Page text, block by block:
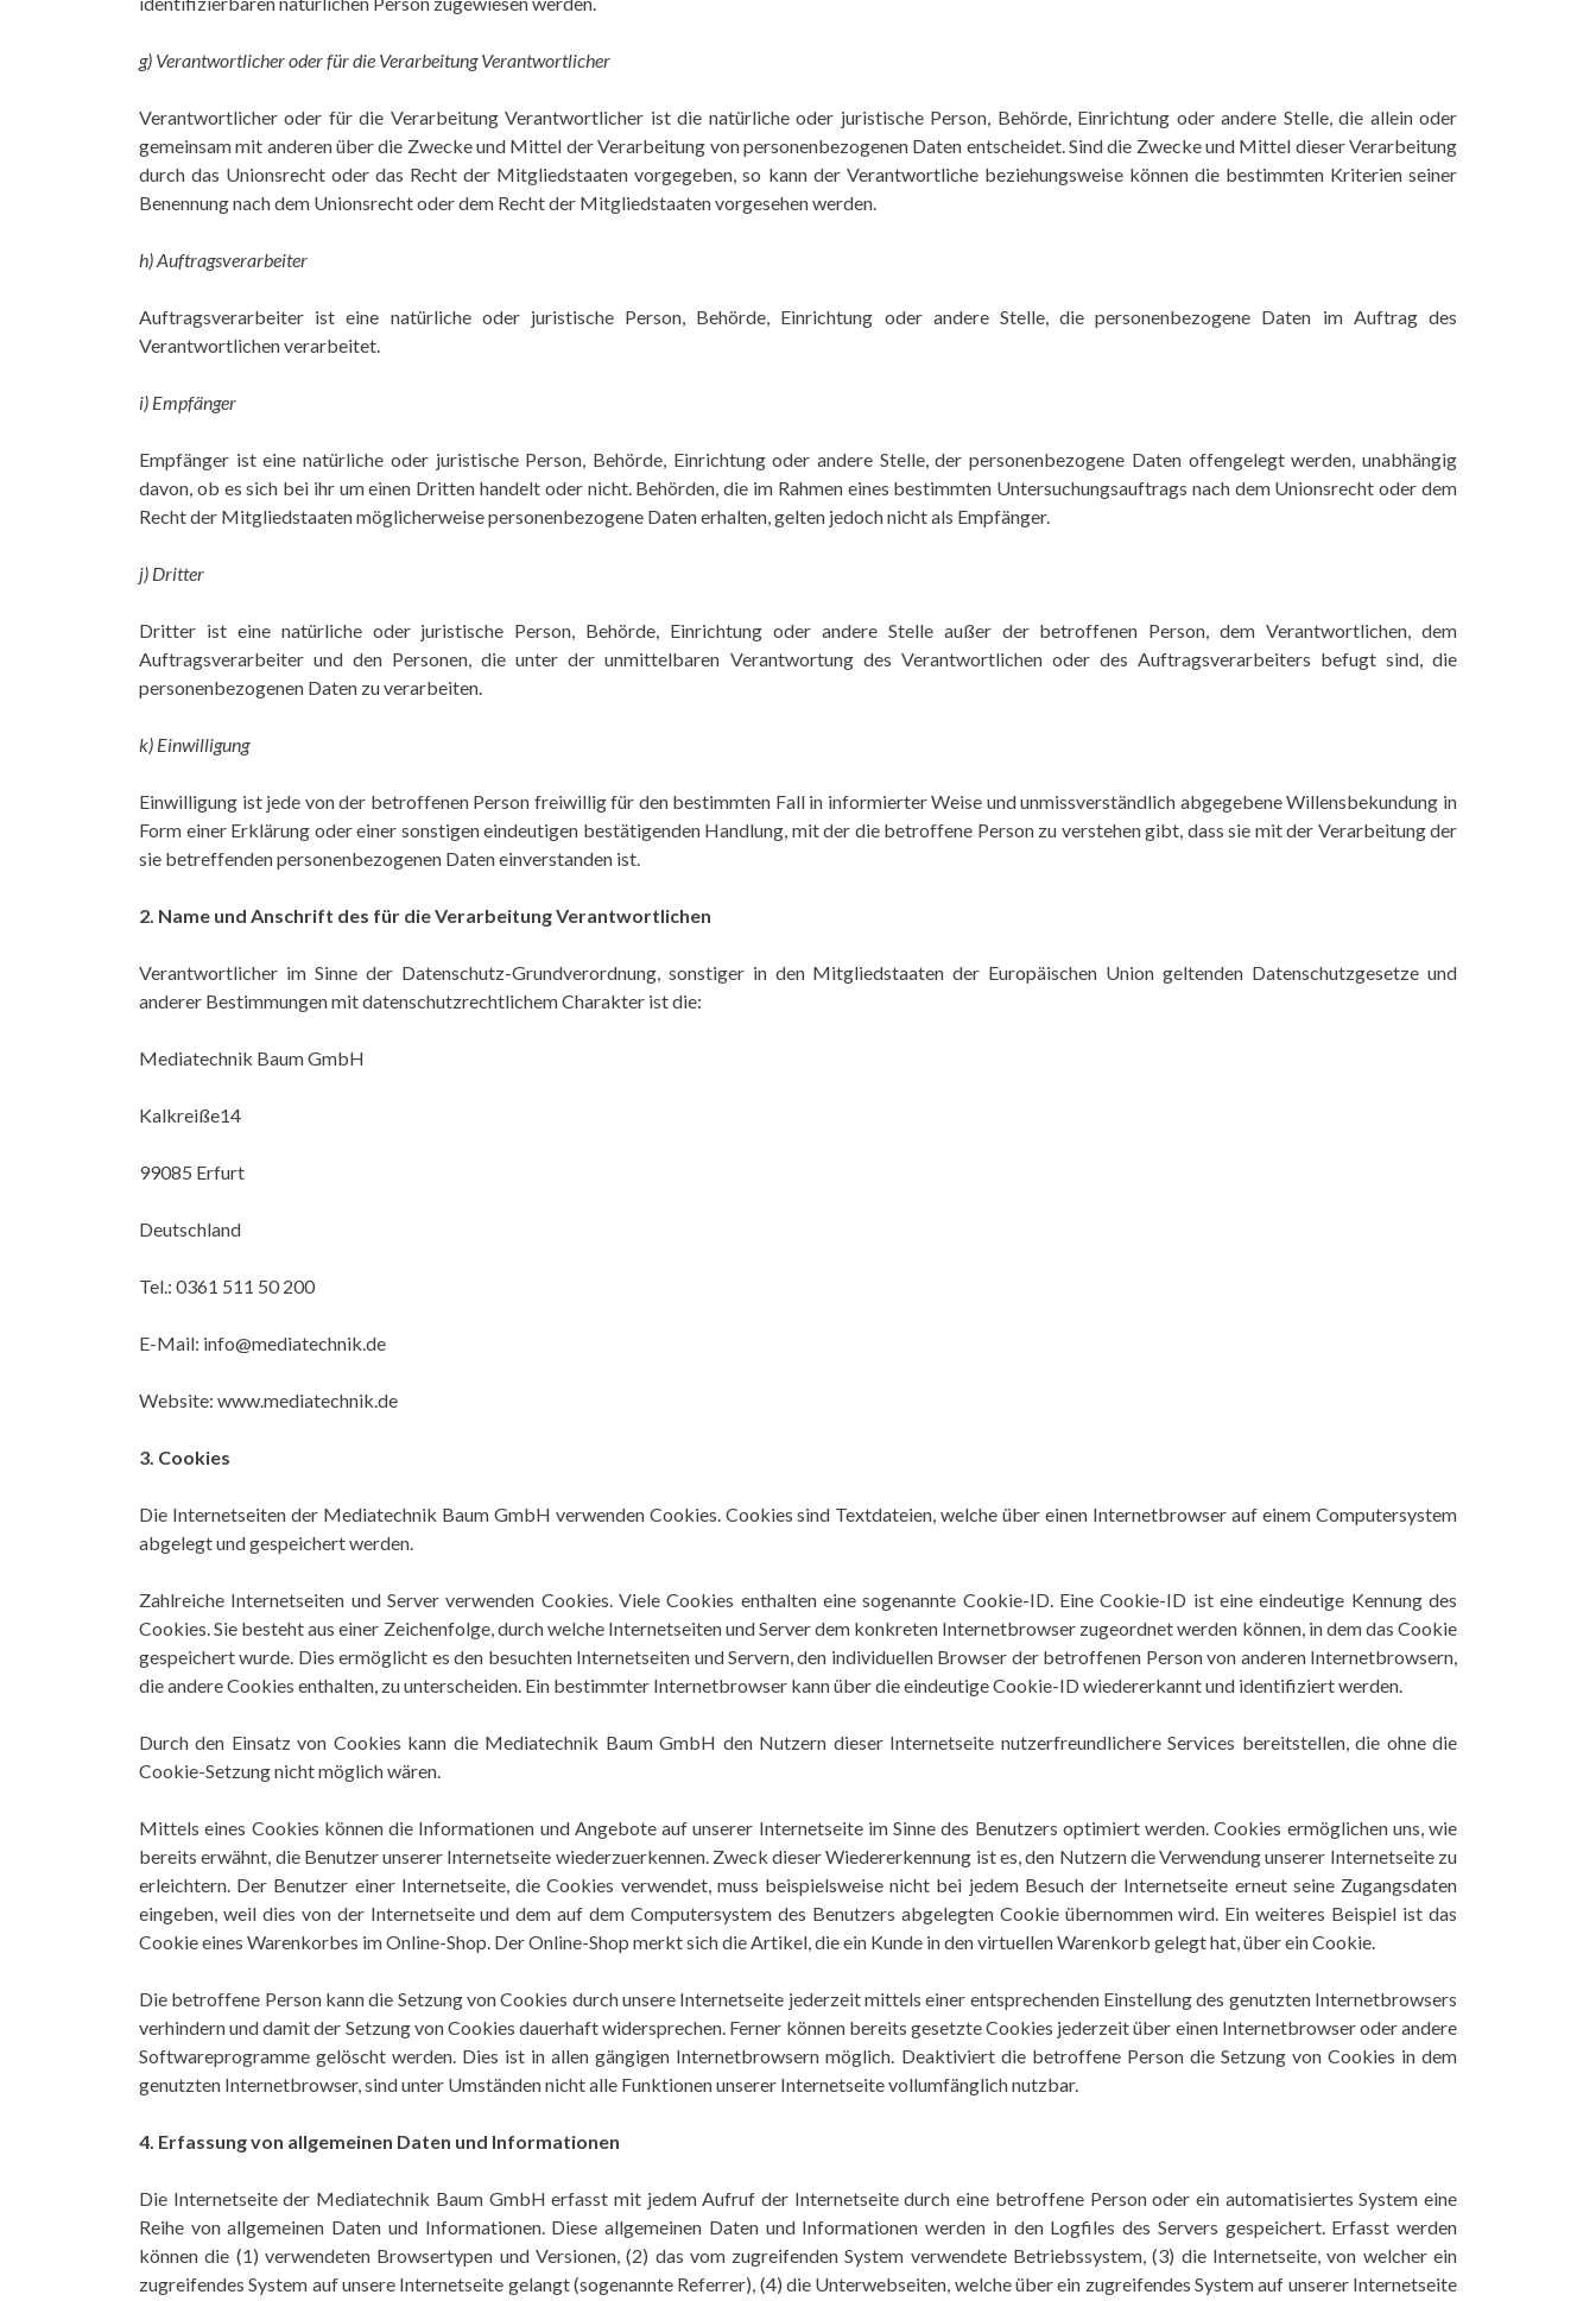
g) Verantwortlicher oder für die Verarbeitung Verantwortlicher
Verantwortlicher oder für die Verarbeitung Verantwortlicher ist die natürliche oder juristische Person, Behörde, Einrichtung oder andere Stelle, die allein oder
gemeinsam mit anderen über die Zwecke und Mittel der Verarbeitung von personenbezogenen Daten entscheidet. Sind die Zwecke und Mittel dieser Verarbeitung
durch das Unionsrecht oder das Recht der Mitgliedstaaten vorgegeben, so kann der Verantwortliche beziehungsweise können die bestimmten Kriterien seiner
Benennung nach dem Unionsrecht oder dem Recht der Mitgliedstaaten vorgesehen werden.
h) Auftragsverarbeiter
Auftragsverarbeiter ist eine natürliche oder juristische Person, Behörde, Einrichtung oder andere Stelle, die personenbezogene Daten im Auftrag des
Verantwortlichen verarbeitet.
i) Empfänger
Empfänger ist eine natürliche oder juristische Person, Behörde, Einrichtung oder andere Stelle, der personenbezogene Daten offengelegt werden, unabhängig
davon, ob es sich bei ihr um einen Dritten handelt oder nicht. Behörden, die im Rahmen eines bestimmten Untersuchungsauftrags nach dem Unionsrecht oder dem
Recht der Mitgliedstaaten möglicherweise personenbezogene Daten erhalten, gelten jedoch nicht als Empfänger.
j) Dritter
Dritter ist eine natürliche oder juristische Person, Behörde, Einrichtung oder andere Stelle außer der betroffenen Person, dem Verantwortlichen, dem
Auftragsverarbeiter und den Personen, die unter der unmittelbaren Verantwortung des Verantwortlichen oder des Auftragsverarbeiters befugt sind, die
personenbezogenen Daten zu verarbeiten.
k) Einwilligung
Einwilligung ist jede von der betroffenen Person freiwillig für den bestimmten Fall in informierter Weise und unmissverständlich abgegebene Willensbekundung in
Form einer Erklärung oder einer sonstigen eindeutigen bestätigenden Handlung, mit der die betroffene Person zu verstehen gibt, dass sie mit der Verarbeitung der
sie betreffenden personenbezogenen Daten einverstanden ist.
2. Name und Anschrift des für die Verarbeitung Verantwortlichen
Verantwortlicher im Sinne der Datenschutz-Grundverordnung, sonstiger in den Mitgliedstaaten der Europäischen Union geltenden Datenschutzgesetze und
anderer Bestimmungen mit datenschutzrechtlichem Charakter ist die:
Mediatechnik Baum GmbH
Kalkreiße14
99085 Erfurt
Deutschland
Tel.: 0361 511 50 200
E-Mail: info@mediatechnik.de
Website: www.mediatechnik.de
3. Cookies
Die Internetseiten der Mediatechnik Baum GmbH verwenden Cookies. Cookies sind Textdateien, welche über einen Internetbrowser auf einem Computersystem
abgelegt und gespeichert werden.
Zahlreiche Internetseiten und Server verwenden Cookies. Viele Cookies enthalten eine sogenannte Cookie-ID. Eine Cookie-ID ist eine eindeutige Kennung des
Cookies. Sie besteht aus einer Zeichenfolge, durch welche Internetseiten und Server dem konkreten Internetbrowser zugeordnet werden können, in dem das Cookie
gespeichert wurde. Dies ermöglicht es den besuchten Internetseiten und Servern, den individuellen Browser der betroffenen Person von anderen Internetbrowsern,
die andere Cookies enthalten, zu unterscheiden. Ein bestimmter Internetbrowser kann über die eindeutige Cookie-ID wiedererkannt und identifiziert werden.
Durch den Einsatz von Cookies kann die Mediatechnik Baum GmbH den Nutzern dieser Internetseite nutzerfreundlichere Services bereitstellen, die ohne die
Cookie-Setzung nicht möglich wären.
Mittels eines Cookies können die Informationen und Angebote auf unserer Internetseite im Sinne des Benutzers optimiert werden. Cookies ermöglichen uns, wie
bereits erwähnt, die Benutzer unserer Internetseite wiederzuerkennen. Zweck dieser Wiedererkennung ist es, den Nutzern die Verwendung unserer Internetseite zu
erleichtern. Der Benutzer einer Internetseite, die Cookies verwendet, muss beispielsweise nicht bei jedem Besuch der Internetseite erneut seine Zugangsdaten
eingeben, weil dies von der Internetseite und dem auf dem Computersystem des Benutzers abgelegten Cookie übernommen wird. Ein weiteres Beispiel ist das
Cookie eines Warenkorbes im Online-Shop. Der Online-Shop merkt sich die Artikel, die ein Kunde in den virtuellen Warenkorb gelegt hat, über ein Cookie.
Die betroffene Person kann die Setzung von Cookies durch unsere Internetseite jederzeit mittels einer entsprechenden Einstellung des genutzten Internetbrowsers
verhindern und damit der Setzung von Cookies dauerhaft widersprechen. Ferner können bereits gesetzte Cookies jederzeit über einen Internetbrowser oder andere
Softwareprogramme gelöscht werden. Dies ist in allen gängigen Internetbrowsern möglich. Deaktiviert die betroffene Person die Setzung von Cookies in dem
genutzten Internetbrowser, sind unter Umständen nicht alle Funktionen unserer Internetseite vollumfänglich nutzbar.
4. Erfassung von allgemeinen Daten und Informationen
Die Internetseite der Mediatechnik Baum GmbH erfasst mit jedem Aufruf der Internetseite durch eine betroffene Person oder ein automatisiertes System eine
Reihe von allgemeinen Daten und Informationen. Diese allgemeinen Daten und Informationen werden in den Logfiles des Servers gespeichert. Erfasst werden
können die (1) verwendeten Browsertypen und Versionen, (2) das vom zugreifenden System verwendete Betriebssystem, (3) die Internetseite, von welcher ein
zugreifendes System auf unsere Internetseite gelangt (sogenannte Referrer), (4) die Unterwebseiten, welche über ein zugreifendes System auf unserer Internetseite